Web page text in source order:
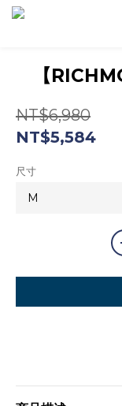
【
NT$6,980
NT$5,584
尺寸